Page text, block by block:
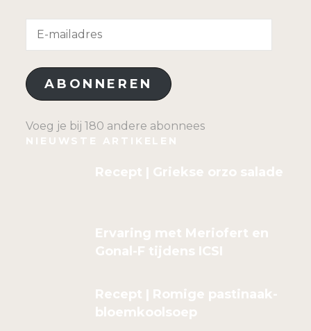
ABONNEREN
Voeg je bij 180 andere abonnees
NIEUWSTE ARTIKELEN
Recept | Griekse orzo salade
Ervaring met Meriofert en
Gonal-F tijdens ICSI
Recept | Romige pastinaak-
bloemkoolsoep